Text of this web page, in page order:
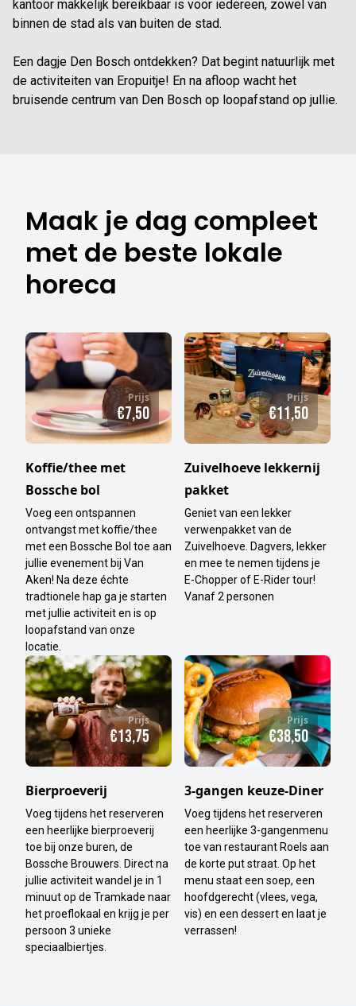
kantoor makkelijk bereikbaar is voor iedereen, zowel van
binnen de stad als van buiten de stad.
Een dagje Den Bosch ontdekken? Dat begint natuurlijk met
de activiteiten van Eropuitje! En na afloop wacht het
bruisende centrum van Den Bosch op loopafstand op jullie.
Maak je dag compleet
met de beste lokale
horeca
Prijs
€7,50
Koffie/thee met
Bossche bol
Voeg een ontspannen
ontvangst met koffie/thee
met een Bossche Bol toe aan
jullie evenement bij Van
Aken! Na deze échte
tradtionele hap ga je starten
met jullie activiteit en is op
loopafstand van onze
locatie.
Prijs
€11,50
Zuivelhoeve lekkernij
pakket
Geniet van een lekker
verwenpakket van de
Zuivelhoeve. Dagvers, lekker
en mee te nemen tijdens je
E-Chopper of E-Rider tour!
Vanaf 2 personen
Prijs
€13,75
Bierproeverij
Voeg tijdens het reserveren
een heerlijke bierproeverij
toe bij onze buren, de
Bossche Brouwers. Direct na
jullie activiteit wandel je in 1
minuut op de Tramkade naar
het proeflokaal en krijg je per
persoon 3 unieke
speciaalbiertjes.
Prijs
€38,50
3-gangen keuze-Diner
Voeg tijdens het reserveren
een heerlijke 3-gangenmenu
toe van restaurant Roels aan
de korte put straat. Op het
menu staat een soep, een
hoofdgerecht (vlees, vega,
vis) en een dessert en laat je
verrassen!